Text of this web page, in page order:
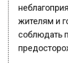
жителям и
соблюдать